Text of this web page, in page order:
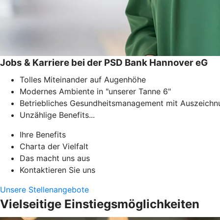
Jobs & Karriere bei der PSD Bank Hannover eG
Tolles Miteinander auf Augenhöhe
Modernes Ambiente in "unserer Tanne 6"
Betriebliches Gesundheitsmanagement mit
Unzählige Benefits...
Ihre Benefits
Charta der Vielfalt
Das macht uns aus
Kontaktieren Sie uns
Unsere Stellenangebote
Vielseitige Einstiegsmöglichkeiten